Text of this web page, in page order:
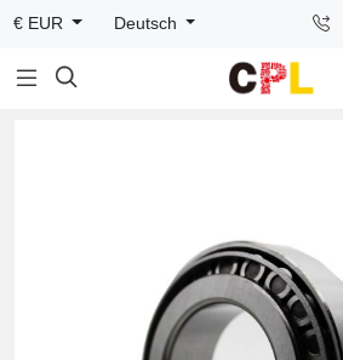
€ EUR Deutsch
